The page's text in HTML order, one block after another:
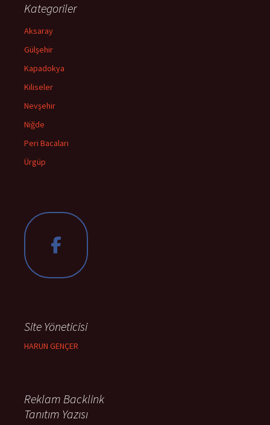
Kategoriler
Aksaray
Gülşehir
Kapadokya
Kiliseler
Nevşehir
Niğde
Peri Bacaları
Ürgüp
Site Yöneticisi
HARUN GENÇER
Reklam Backlink
Tanıtım Yazısı